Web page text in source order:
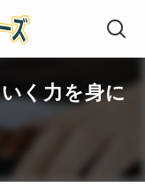
く力を身に